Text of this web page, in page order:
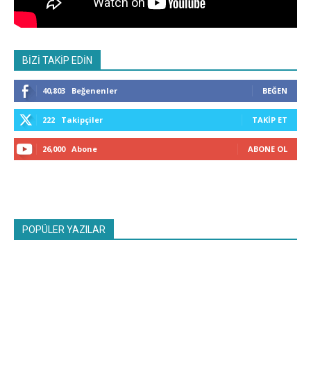
BİZİ TAKİP EDİN
40,803 Beğenenler BEĞEN
222 Takipçiler TAKIP ET
26,000 Abone ABONE OL
POPÜLER YAZILAR